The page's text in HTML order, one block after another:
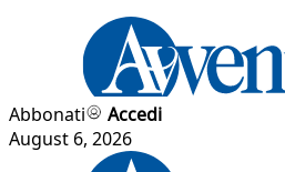
Abbonati
Accedi
August 6, 2026